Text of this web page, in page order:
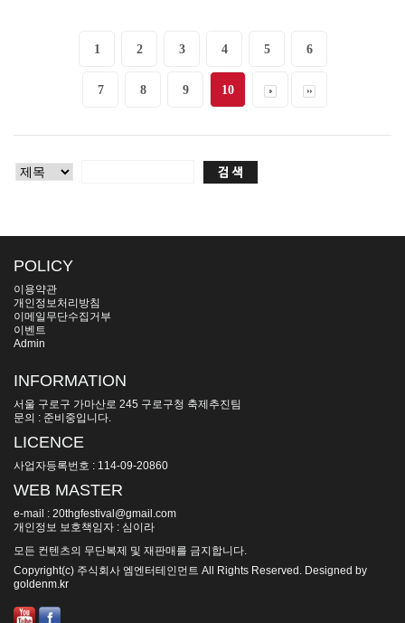
1 2 3 4 5 6
7 8 9 10
POLICY
이용약관
개인정보처리방침
이메일무단수집거부
이벤트
Admin
INFORMATION
서울 구로구 가마산로 245 구로구청 축제추진팀
문의 : 준비중입니다.
LICENCE
사업자등록번호 : 114-09-20860
WEB MASTER
e-mail : 20thgfestival@gmail.com
개인정보 보호책임자 : 심이라
모든 컨텐츠의 무단복제 및 재판매를 금지합니다.
Copyright(c) 주식회사 엠엔터테인먼트 All Rights Reserved. Designed by
goldenm.kr